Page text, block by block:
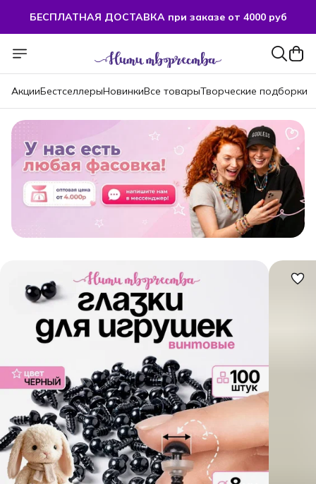
БЕСПЛАТНАЯ ДОСТАВКА при заказе от 4000 руб
БЕСПЛАТНАЯ ДОСТАВКА при заказе от 4000 руб
АкцииБестселлерыНовинкиВсе товарыТворческие подборки